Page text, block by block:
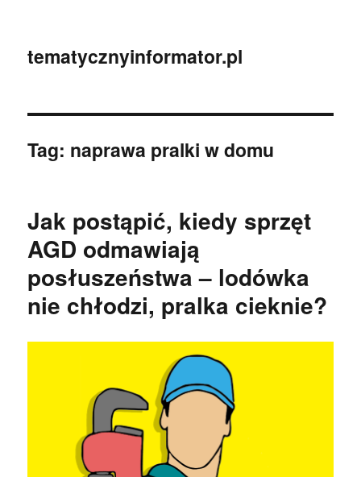
tematycznyinformator.pl
Tag: naprawa pralki w domu
Jak postąpić, kiedy sprzęt
AGD odmawiają
posłuszeństwa – lodówka
nie chłodzi, pralka cieknie?